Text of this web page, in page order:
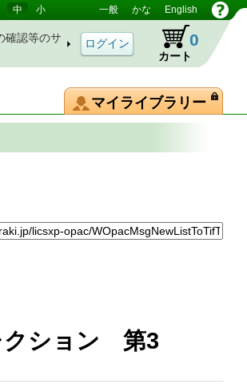
中 小 一般 かな English
確認等のサ
カート
0
マイライブラリー
ション 第3